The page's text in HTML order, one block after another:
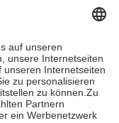
in Höhe von zehn
als die tatsächlichen
Apotheken.
beträgt die
Euro je